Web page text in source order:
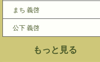
まち 義啓
公下 義啓
もっと見る